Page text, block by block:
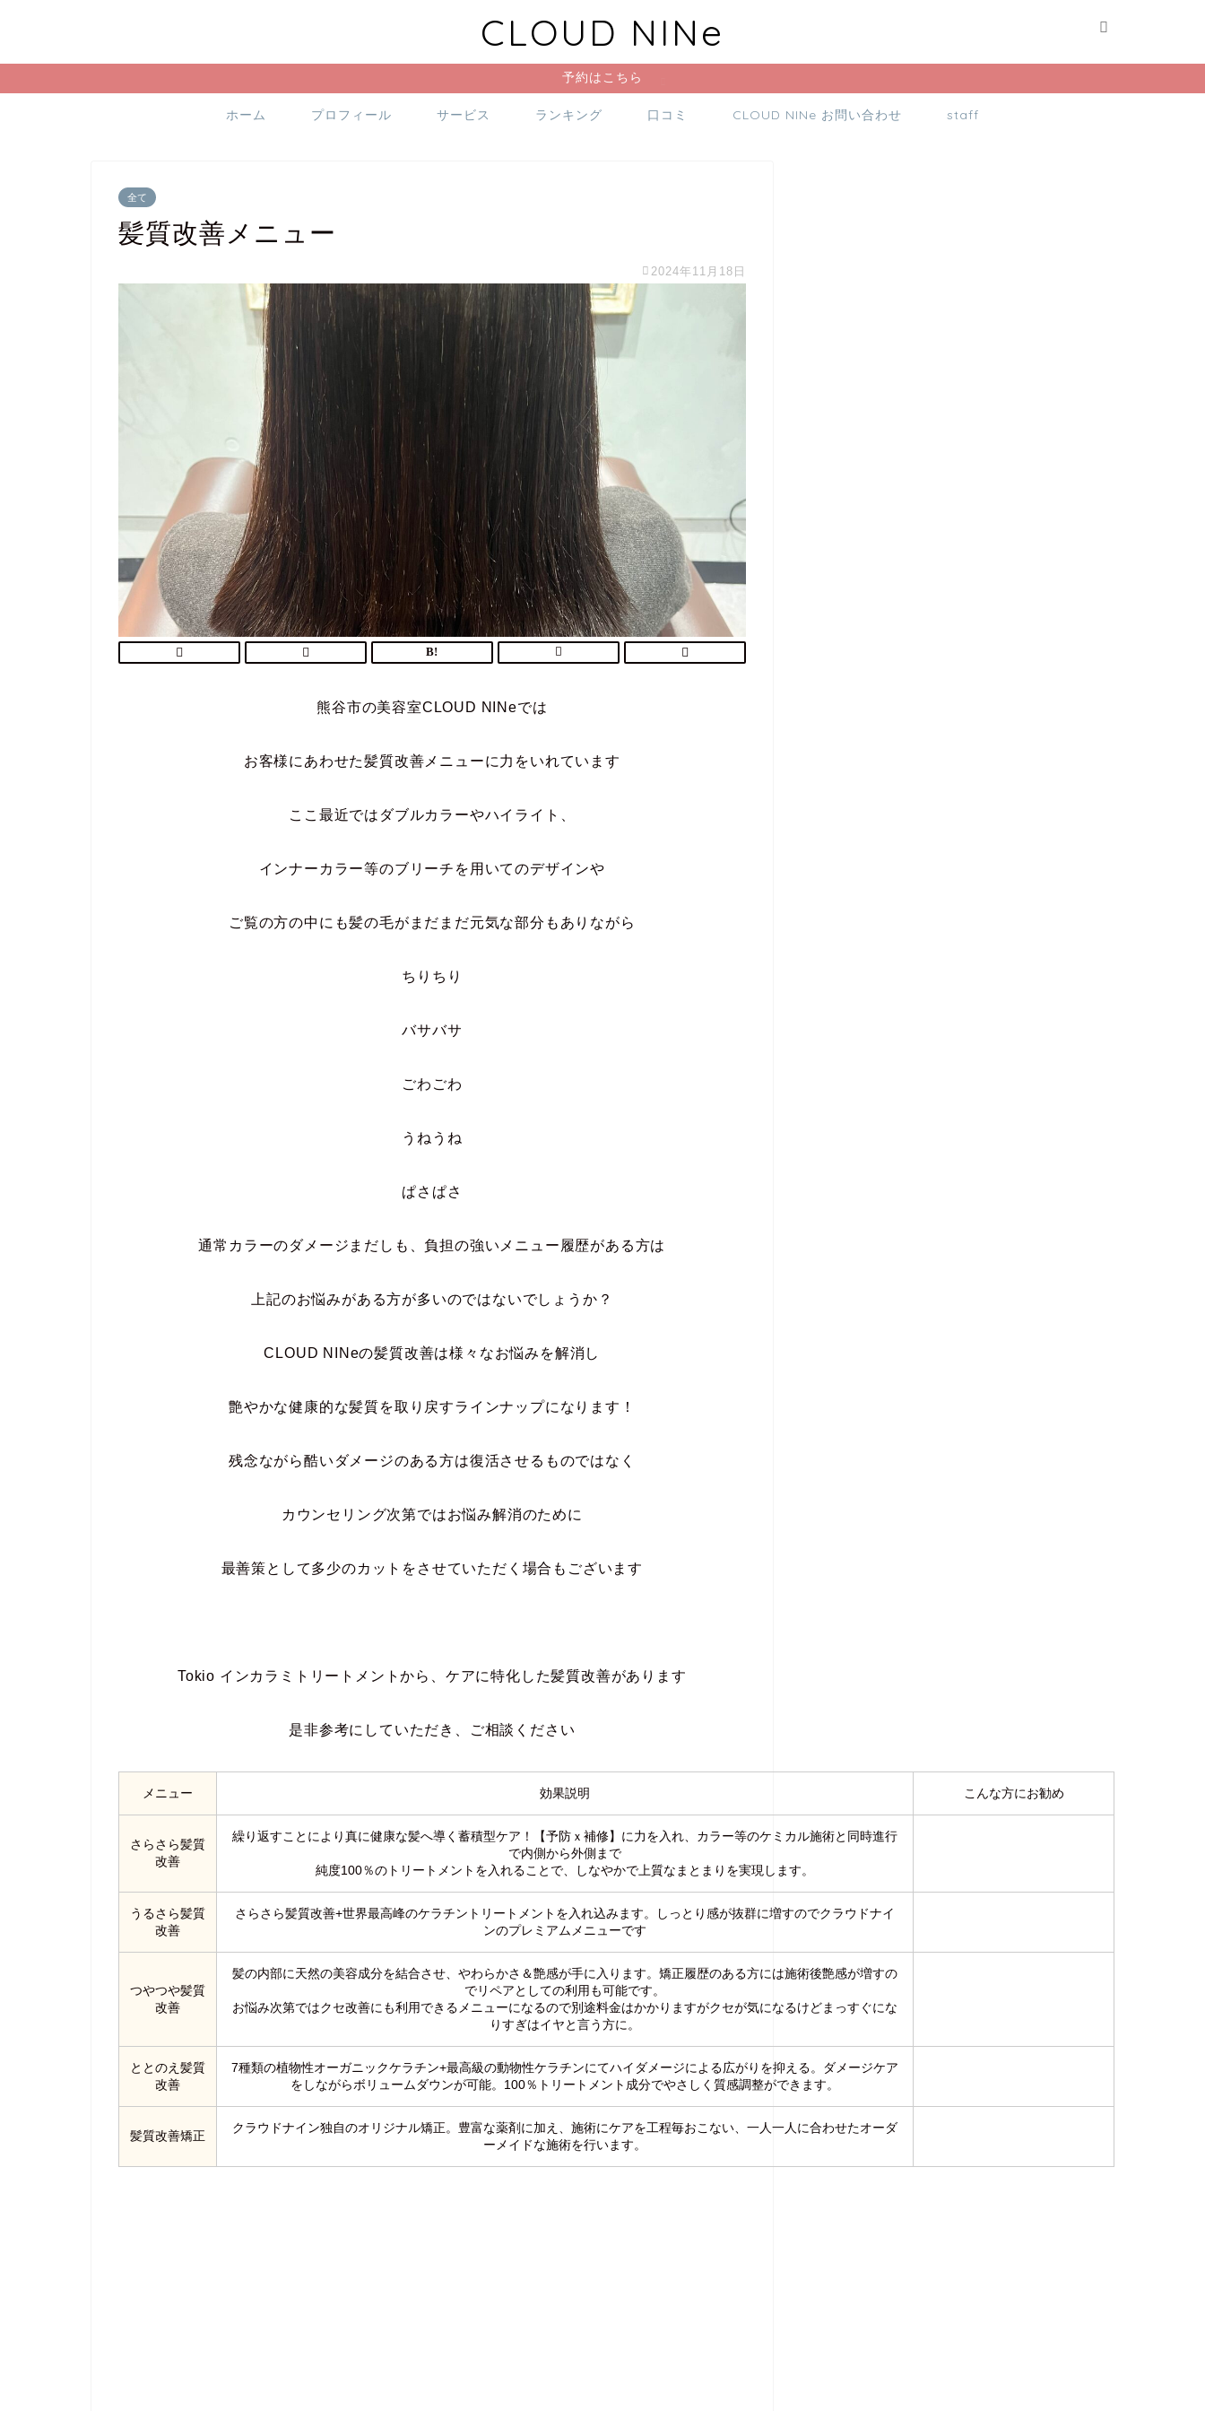
CLOUD NINe
予約はこちら
ホーム プロフィール サービス ランキング 口コミ CLOUD NINe お問い合わせ staff
全て
髪質改善メニュー
2024年11月18日
熊谷市の美容室CLOUD NINeでは
お客様にあわせた髪質改善メニューに力をいれています
ここ最近ではダブルカラーやハイライト、
インナーカラー等のブリーチを用いてのデザインや
ご覧の方の中にも髪の毛がまだまだ元気な部分もありながら
ちりちり
バサバサ
ごわごわ
うねうね
ぱさぱさ
通常カラーのダメージ まだしも、負担の強いメニュー履歴がある方は
上記のお悩みがある方が多いのではないでしょうか？
CLOUD NINeの髪質改善は様々なお悩みを解消し
艶やかな健康的な髪質を取り戻すラインナップになります！
残念ながら酷い ダメージのある方は復活させるものではなく
カウンセリング次第ではお悩み解消のために
最善策として多少のカットをさせていただく 場合もございます
Tokio インカラミトリートメントから、ケアに特化した髪質改善があります
是非参考にしていただき、ご相談ください
メニュー 効果説明 こんな方にお勧め
さらさら髪質
改善
繰り返すことにより真に健康な髪へ導く蓄積型ケア！【予防ｘ補修】に力を入れ、カラー等のケミカル施術と同時進行
で内側から外側まで
純度100％のトリートメントを入れることで、しなやかで上質なまとまりを実現します。
うるさら髪質
改善
さらさら髪質改善+世界最高峰のケラチントリートメントを入れ込みます。しっとり感が抜群に増すのでクラウドナイ
ンのプレミアムメニューです
つやつや髪質
改善
髪の内部に天然の美容成分を結合させ、やわらかさ＆艶感が手に入ります。矯正履歴のある方には施術後艶感が増すの
でリペアとしての利用も可能です。
お悩み次第ではクセ改善にも利用できるメニューになるので別途料金はかかりますがクセが気になるけどまっすぐにな
りすぎはイヤと言う方に。
ととのえ髪質
改善
7種類の植物性オーガニックケラチン+最高級の動物性ケラチンにてハイダメージによる広がりを抑える。ダメージケア
をしながらボリュームダウンが可能。100％トリートメント成分でやさしく質感調整ができます。
髪質改善矯正
クラウドナイン独自のオリジナル矯正。豊富な薬剤に加え、施術にケアを工程毎おこない、一人一人に合わせたオーダ
ーメイドな施術を行います。